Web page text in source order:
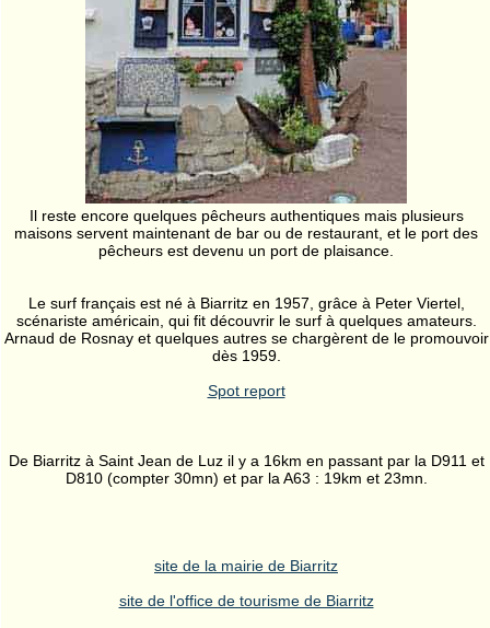
Il reste encore quelques pêcheurs authentiques mais plusieurs
maisons servent maintenant de bar ou de restaurant, et le port des
pêcheurs est devenu un port de plaisance.
Le surf français est né à Biarritz en 1957, grâce à Peter Viertel,
scénariste américain, qui fit découvrir le surf à quelques amateurs.
Arnaud de Rosnay et quelques autres se chargèrent de le promouvoir
dès 1959.
Spot report
De Biarritz à Saint Jean de Luz il y a 16km en passant par la D911 et
D810 (compter 30mn) et par la A63 : 19km et 23mn.
site de la mairie de Biarritz
site de l'office de tourisme de Biarritz